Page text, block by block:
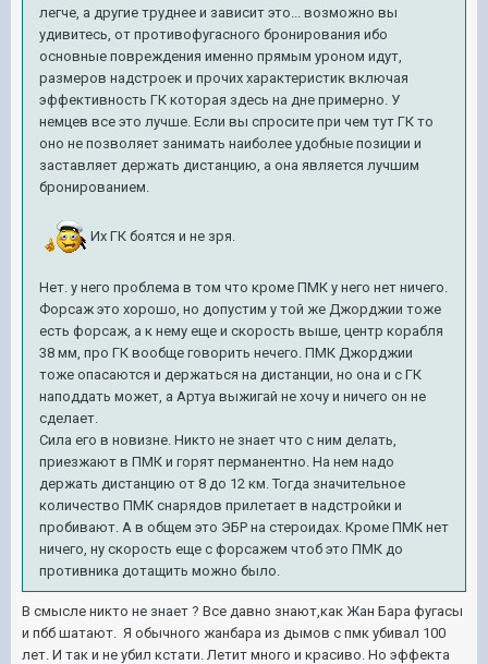
легче, а другие труднее и зависит это... возможно вы
удивитесь, от противофугасного бронирования ибо
основные повреждения именно прямым уроном идут,
размеров надстроек и прочих характеристик включая
эффективность ГК которая здесь на дне примерно. У
немцев все это лучше. Если вы спросите при чем тут ГК то
оно не позволяет занимать наиболее удобные позиции и
заставляет держать дистанцию, а она является лучшим
бронированием.
Их ГК боятся и не зря.
Нет. у него проблема в том что кроме ПМК у него нет ничего.
Форсаж это хорошо, но допустим у той же Джорджии тоже
есть форсаж, а к нему еще и скорость выше, центр корабля
38 мм, про ГК вообще говорить нечего. ПМК Джорджии
тоже опасаются и держаться на дистанции, но она и с ГК
наподдать может, а Артуа выжигай не хочу и ничего он не
сделает.
Сила его в новизне. Никто не знает что с ним делать,
приезжают в ПМК и горят перманентно. На нем надо
держать дистанцию от 8 до 12 км. Тогда значительное
количество ПМК снарядов прилетает в надстройки и
пробивают. А в общем это ЭБР на стероидах. Кроме ПМК нет
ничего, ну скорость еще с форсажем чтоб это ПМК до
противника дотащить можно было.
В смысле никто не знает ? Все давно знают,как Жан Бара фугасы
и пбб шатают. Я обычного жанбара из дымов с пмк убивал 100
лет. И так и не убил кстати. Летит много и красиво. Но эффекта